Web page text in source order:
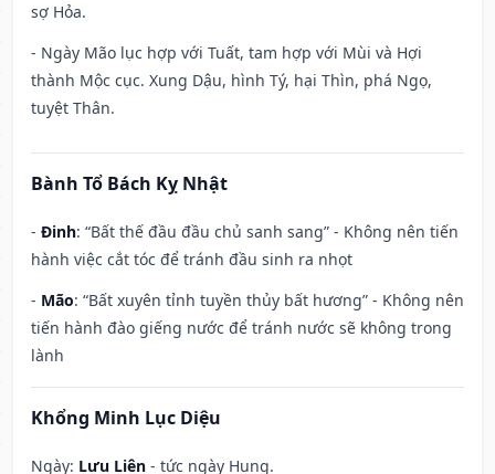
sợ Hỏa.
- Ngày Mão lục hợp với Tuất, tam hợp với Mùi và Hợi
thành Mộc cục. Xung Dậu, hình Tý, hại Thìn, phá Ngọ,
tuyệt Thân.
Bành Tổ Bách Kỵ Nhật
- Đinh: “Bất thế đầu đầu chủ sanh sang” - Không nên tiến
hành việc cắt tóc để tránh đầu sinh ra nhọt
- Mão: “Bất xuyên tỉnh tuyền thủy bất hương” - Không nên
tiến hành đào giếng nước để tránh nước sẽ không trong
lành
Khổng Minh Lục Diệu
Ngày: Lưu Liên - tức ngày Hung.